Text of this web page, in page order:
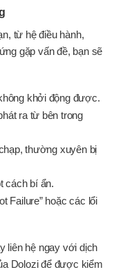
từ hệ điều hành,
gặp vấn đề, bạn sẽ
khởi động được.
ra từ bên trong
thường xuyên bị
cách bí ẩn.
Failure” hoặc các lổi
liên hệ ngay với dịch
Dolozi để được kiểm